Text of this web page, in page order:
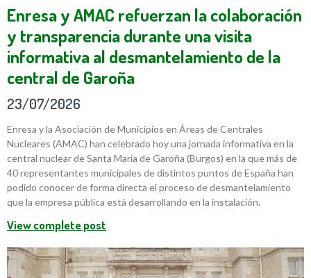
Enresa y AMAC refuerzan la colaboración
y transparencia durante una visita
informativa al desmantelamiento de la
central de Garoña
23/07/2026
Enresa y la Asociación de Municipios en Áreas de Centrales
Nucleares (AMAC) han celebrado hoy una jornada informativa en la
central nuclear de Santa María de Garoña (Burgos) en la que más de
40 representantes municipales de distintos puntos de España han
podido conocer de forma directa el proceso de desmantelamiento
que la empresa pública está desarrollando en la instalación.
View complete post